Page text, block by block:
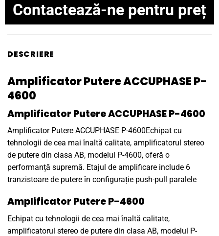
Contactează-ne pentru preț
DESCRIERE
Amplificator Putere ACCUPHASE P-
4600
Amplificator Putere ACCUPHASE P-4600
Amplificator Putere ACCUPHASE P-4600Echipat cu
tehnologii de cea mai înaltă calitate, amplificatorul stereo
de putere din clasa AB, modelul P-4600, oferă o
performanță supremă. Etajul de amplificare include 6
tranzistoare de putere în configurație push-pull paralele
Amplificator Putere P-4600
Echipat cu tehnologii de cea mai înaltă calitate,
amplificatorul stereo de putere din clasa AB, modelul P-